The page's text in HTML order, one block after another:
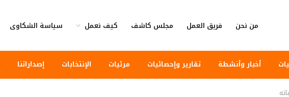
من نحن فريق العمل مجلس كاشف كيف نعمل سياسة الشكاوى
أخبار وأنشطة تقارير وإحصائيات مرئيات الإنتخابات إصداراتنا